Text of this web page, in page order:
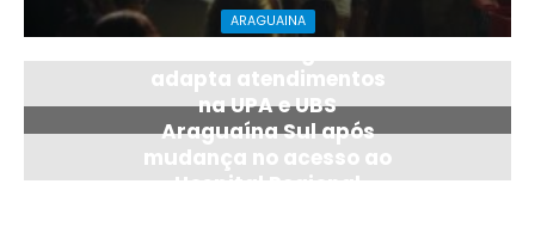
ARAGUAINA
adapta atendimentos
na UPA e UBS
Araguaína Sul após
mudança no acesso ao
Hospital Regional